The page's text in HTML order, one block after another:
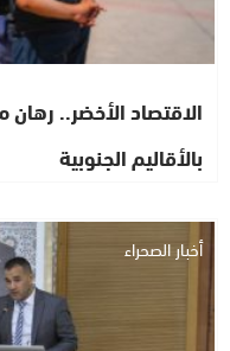
الاقتصاد الأخضر.. رهان
بالأقاليم الجنوبية
أخبار الصحراء